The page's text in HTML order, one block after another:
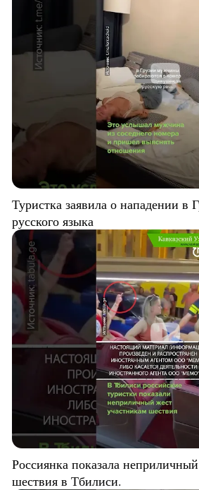
Туристка заявила о нападении в
русского языка
Россиянка показала
шествия в Тбилиси.